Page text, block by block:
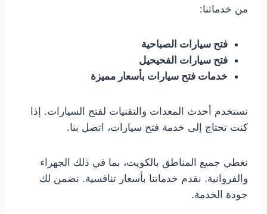
من خدماتنا:
فتح سيارات الصباحية
فتح سيارات الفحيحيل
خدمات فتح سيارات بأسعار مميزة
نستخدم أحدث المعدات والتقنيات لفتح السيارات. إذا
كنت تحتاج إلى خدمة فتح سيارات، اتصل بنا.
نغطي جميع المناطق بالكويت، بما في ذلك الجهراء
والفروانية. نقدم خدماتنا بأسعار تنافسية. نضمن لك
جودة الخدمة.